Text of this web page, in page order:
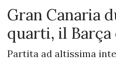
Gran Canaria
quarti, il
Partita ad altissima